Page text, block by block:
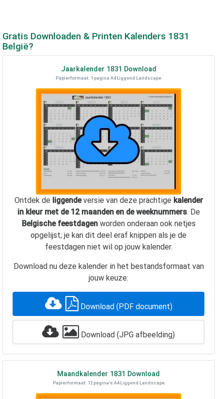
Gratis Downloaden & Printen Kalenders 1831
België?
Jaarkalender 1831 Download
Papierformaat: 1 pagina A4 Liggend Landscape
Ontdek de liggendeversie van deze prachtige kalender
in kleur met de 12 maanden en de weeknummers. De
Belgische feestdagenworden onderaan ook netjes
opgelijst; je kan dit deel eraf knippen als je de
feestdagen niet wil op jouw kalender.
Download nu deze kalender in het bestandsformaat van
jouw keuze:
Download (PDF document)
Download (JPG afbeelding)
Maandkalender 1831 Download
Papierformaat: 12 pagina's A4 Liggend Landscape